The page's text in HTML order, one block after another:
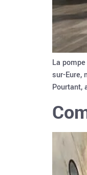
La
sur-Eure,
Pourtant,